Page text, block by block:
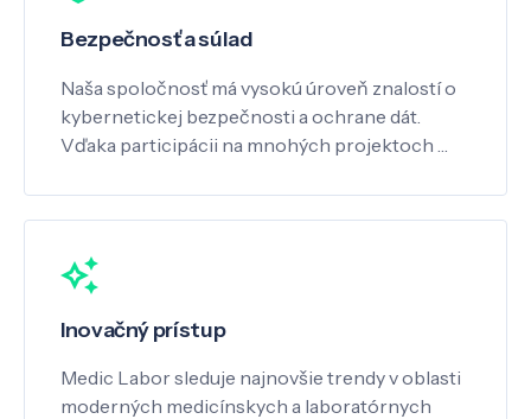
Bezpečnosť a súlad
Naša spoločnosť má vysokú úroveň znalostí o
kybernetickej bezpečnosti a ochrane dát.
Vďaka participácii na mnohých projektoch …
Inovačný prístup
Medic Labor sleduje najnovšie trendy v oblasti
moderných medicínskych a laboratórnych